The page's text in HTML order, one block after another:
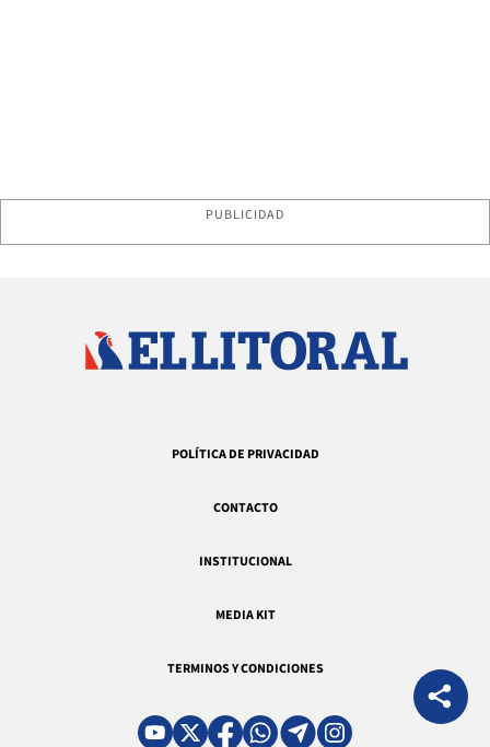
PUBLICIDAD
POLÍTICA DE PRIVACIDAD
CONTACTO
INSTITUCIONAL
MEDIA KIT
TERMINOS Y CONDICIONES